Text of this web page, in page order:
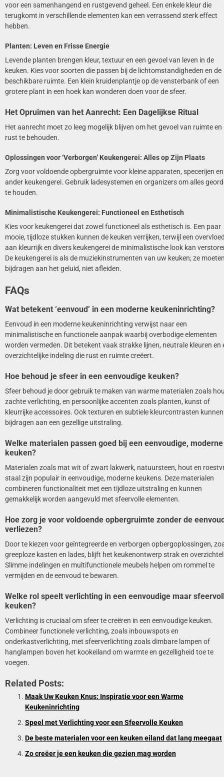
voor een samenhangend en rustgevend geheel. Een enkele kleur die
terugkomt in verschillende elementen kan een verrassend sterk effect
hebben.
Planten: Leven en Frisse Energie
Levende planten brengen kleur, textuur en een gevoel van leven in de
keuken. Kies voor soorten die passen bij de lichtomstandigheden en de
beschikbare ruimte. Een klein kruidenplantje op de vensterbank of een
grotere plant in een hoek kan wonderen doen voor de sfeer.
Het Opruimen van het Aanrecht: Een Dagelijkse Ritual
Het aanrecht moet zo leeg mogelijk blijven om het gevoel van ruimte en
rust te behouden.
Oplossingen voor ‘Verborgen’ Keukengerei: Alles op Zijn Plaats
Zorg voor voldoende opbergruimte voor kleine apparaten, specerijen en
ander keukengerei. Gebruik ladesystemen en organizers om alles
te houden.
Minimalistische Keukengerei: Functioneel en Esthetisch
Kies voor keukengerei dat zowel functioneel als esthetisch is. Een paar
mooie, tijdloze stukken kunnen de keuken verrijken, terwijl een
aan kleurrijk en divers keukengerei de minimalistische look kan
De keukengerei is als de muziekinstrumenten van uw keuken; ze
bijdragen aan het geluid, niet afleiden.
FAQs
Wat betekent ‘eenvoud’ in een moderne keukeninrichting?
Eenvoud in een moderne keukeninrichting verwijst naar een
minimalistische en functionele aanpak waarbij overbodige elementen
worden vermeden. Dit betekent vaak strakke lijnen, neutrale kleuren en
overzichtelijke indeling die rust en ruimte creëert.
Hoe behoud je sfeer in een eenvoudige keuken?
Sfeer behoud je door gebruik te maken van warme materialen zoals
zachte verlichting, en persoonlijke accenten zoals planten, kunst of
kleurrijke accessoires. Ook texturen en subtiele kleurcontrasten kunnen
bijdragen aan een gezellige uitstraling.
Welke materialen passen goed bij een eenvoudige, moderne
keuken?
Materialen zoals mat wit of zwart lakwerk, natuursteen, hout en
staal zijn populair in eenvoudige, moderne keukens. Deze materialen
combineren functionaliteit met een tijdloze uitstraling en kunnen
gemakkelijk worden aangevuld met sfeervolle elementen.
Hoe zorg je voor voldoende opbergruimte zonder de
verliezen?
Door te kiezen voor geïntegreerde en verborgen opbergoplossingen,
greeploze kasten en lades, blijft het keukenontwerp strak en
Slimme indelingen en multifunctionele meubels helpen om rommel te
vermijden en de eenvoud te bewaren.
Welke rol speelt verlichting in een eenvoudige maar
keuken?
Verlichting is cruciaal om sfeer te creëren in een eenvoudige keuken.
Combineer functionele verlichting, zoals inbouwspots en
onderkastverlichting, met sfeerverlichting zoals dimbare lampen of
hanglampen boven het kookeiland om warmte en gezelligheid toe te
voegen.
Related Posts:
Maak Uw Keuken Knus: Inspiratie voor een Warme
Keukeninrichting
Speel met Verlichting voor een Sfeervolle Keuken
De beste materialen voor een keuken eiland dat lang meegaat
Zo creëer je een keuken die gezien mag worden